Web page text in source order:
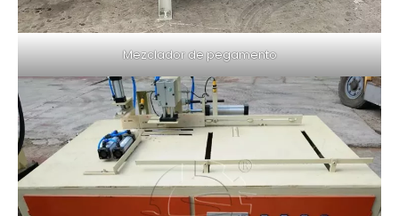
Mezclador de pegamento